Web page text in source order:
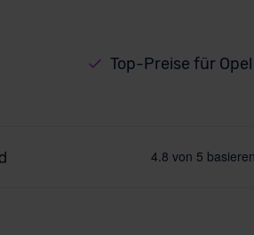
Top-Preise für